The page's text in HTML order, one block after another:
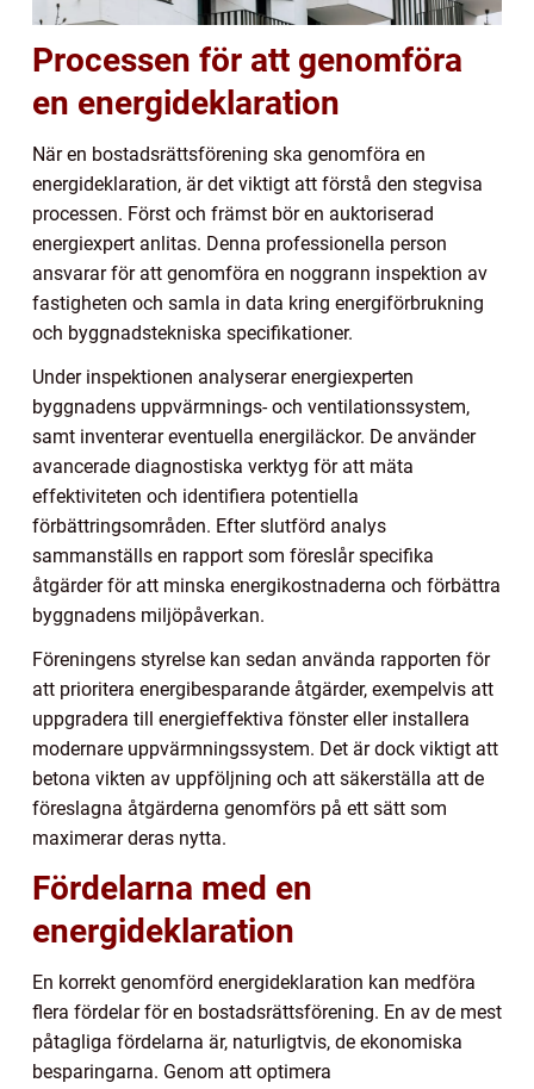
Processen för att genomföra
en energideklaration
När en bostadsrättsförening ska genomföra en
energideklaration, är det viktigt att förstå den stegvisa
processen. Först och främst bör en auktoriserad
energiexpert anlitas. Denna professionella person
ansvarar för att genomföra en noggrann inspektion av
fastigheten och samla in data kring energiförbrukning
och byggnadstekniska specifikationer.
Under inspektionen analyserar energiexperten
byggnadens uppvärmnings- och ventilationssystem,
samt inventerar eventuella energiläckor. De använder
avancerade diagnostiska verktyg för att mäta
effektiviteten och identifiera potentiella
förbättringsområden. Efter slutförd analys
sammanställs en rapport som föreslår specifika
åtgärder för att minska energikostnaderna och förbättra
byggnadens miljöpåverkan.
Föreningens styrelse kan sedan använda rapporten för
att prioritera energibesparande åtgärder, exempelvis att
uppgradera till energieffektiva fönster eller installera
modernare uppvärmningssystem. Det är dock viktigt att
betona vikten av uppföljning och att säkerställa att de
föreslagna åtgärderna genomförs på ett sätt som
maximerar deras nytta.
Fördelarna med en
energideklaration
En korrekt genomförd energideklaration kan medföra
flera fördelar för en bostadsrättsförening. En av de mest
påtagliga fördelarna är, naturligtvis, de ekonomiska
besparingarna. Genom att optimera